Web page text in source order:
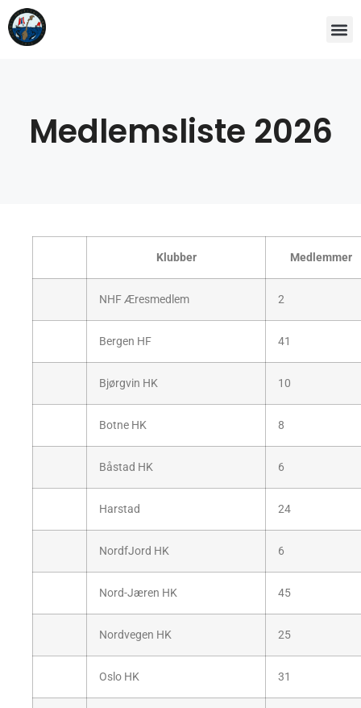
Medlemsliste 2026
Klubber Medlemmer
NHF Æresmedlem 2
Bergen HF 41
Bjørgvin HK 10
Botne HK 8
Båstad HK 6
Harstad 24
NordfJord HK 6
Nord-Jæren HK 45
Nordvegen HK 25
Oslo HK 31